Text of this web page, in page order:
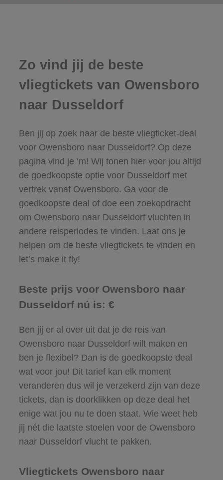
Zo vind jij de beste
vliegtickets van Owensboro
naar Dusseldorf
Ben jij op zoek naar de beste vliegticket-deal
voor Owensboro naar Dusseldorf? Op deze
pagina vind je ‘m! Wij tonen hier voor jou altijd
de goedkoopste optie voor Dusseldorf met
vertrek vanaf Owensboro. Ga voor de
goedkoopste deal of doe een zoekopdracht
om Owensboro naar Dusseldorf vluchten in
andere reisperiodes te vinden. Laat ons je
helpen om de beste vliegtickets te vinden en
let’s make it fly!
Beste prijs voor Owensboro naar
Dusseldorf nú is: €
Ben jij er al over uit dat je de reis van
Owensboro naar Dusseldorf wilt maken en
ben je flexibel? Dan is de goedkoopste deal
wat voor jou! Dit tarief kan elk moment
veranderen dus wil je verzekerd zijn van deze
tickets, dan is doorklikken op deze deal het
enige wat jou nu te doen staat. Wie weet heb
jij nét die laatste stoelen voor de Owensboro
naar Dusseldorf vlucht te pakken.
Vliegtickets Owensboro naar